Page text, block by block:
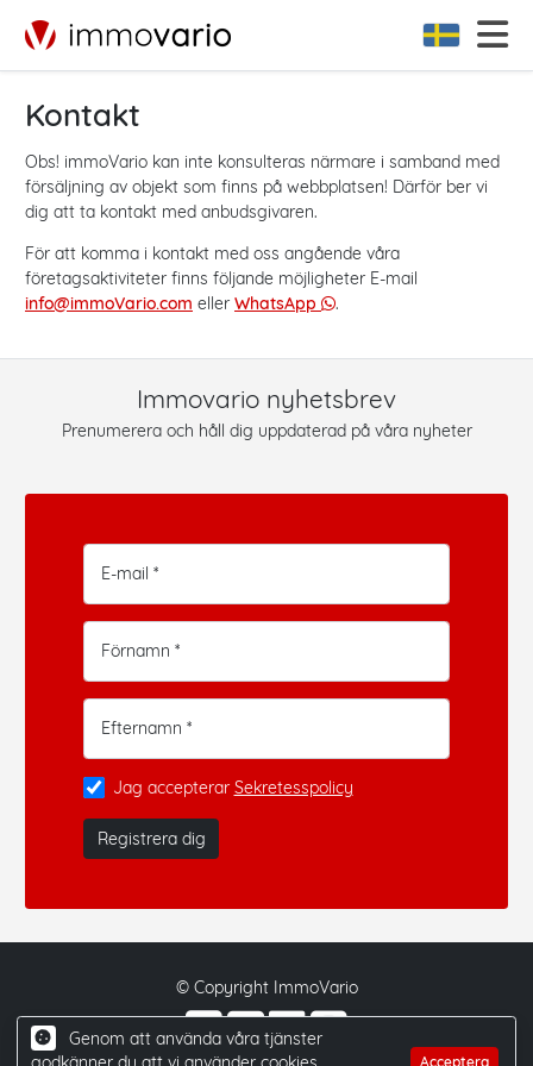
Kontakt
Obs! immoVario kan inte konsulteras närmare i samband med
försäljning av objekt som finns på webbplatsen! Därför ber vi
dig att ta kontakt med anbudsgivaren.
För att komma i kontakt med oss angående våra
företagsaktiviteter finns följande möjligheter E-mail
info@immoVario.com eller WhatsApp .
Immovario nyhetsbrev
Prenumerera och håll dig uppdaterad på våra nyheter
E-mail *
Förnamn *
Efternamn *
Jag accepterar Sekretesspolicy
Registrera dig
© Copyright ImmoVario
Genom att använda våra tjänster
Acceptera